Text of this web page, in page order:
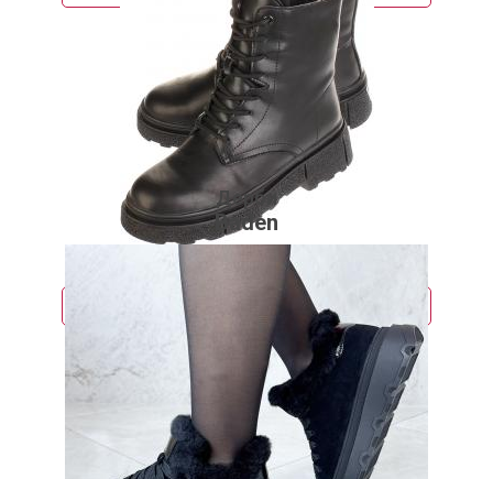
Дерби
Baden
6 530 руб.
Подробнее